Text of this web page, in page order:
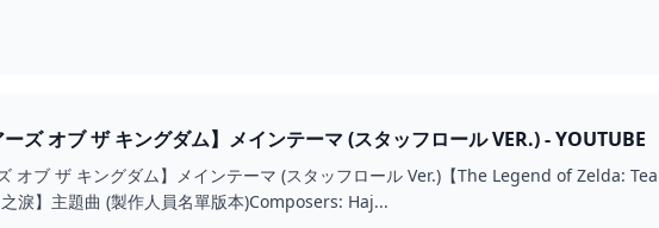
ズ オブ ザ キングダム】メインテーマ (スタッフロール VER.) - YOUTUBE
オブ ザ キングダム】メインテーマ (スタッフロール Ver.)【The Legend of Zelda:
淚】主題曲 (製作人員名單版本)Composers: Haj...